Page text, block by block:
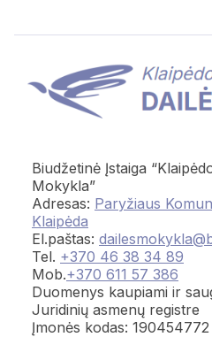
Biudžetinė Įstaiga
Mokykla”
Adresas: Paryžiaus
Klaipėda
El.paštas:
Tel. +370 46 38 34 89
Mob.+370 611 57 386
Duomenys kaupiami ir
Juridinių asmenų registre
Įmonės kodas: 190454772